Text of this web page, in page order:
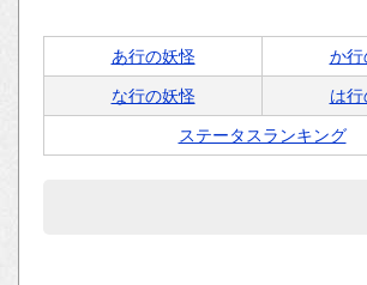
あ行の妖怪 か行
な行の妖怪 は
ステータスランキング